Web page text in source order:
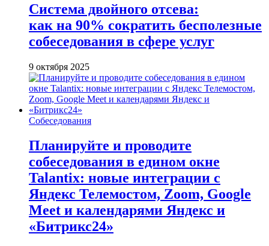
Система двойного отсева:
как на 90% сократить бесполезные
собеседования в сфере услуг
9 октября 2025
Собеседования
Планируйте и проводите
собеседования в едином окне
Talantix: новые интеграции с
Яндекс Телемостом, Zoom, Google
Meet и календарями Яндекс и
«Битрикс24»